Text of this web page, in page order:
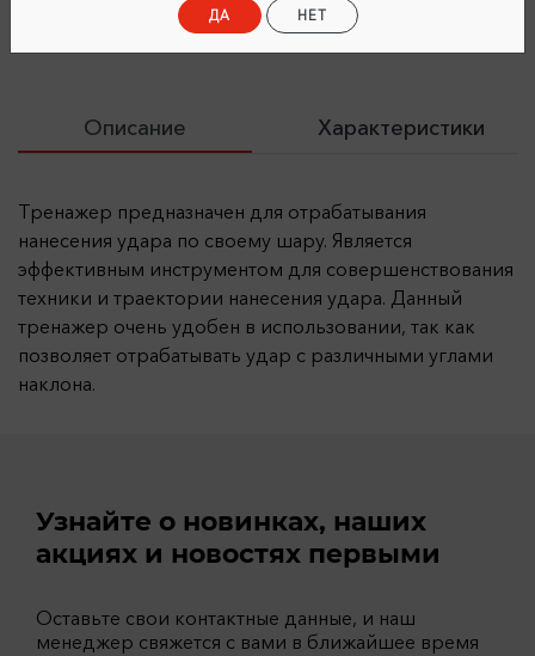
Описание Характеристики
Тренажер предназначен для отрабатывания
нанесения удара по своему шару. Является
эффективным инструментом для совершенствования
техники и траектории нанесения удара. Данный
тренажер очень удобен в использовании, так как
позволяет отрабатывать удар с различными углами
наклона.
Узнайте о новинках, наших
акциях и новостях первыми
Оставьте свои контактные данные, и наш
менеджер свяжется с вами в ближайшее время
ДА НЕТ